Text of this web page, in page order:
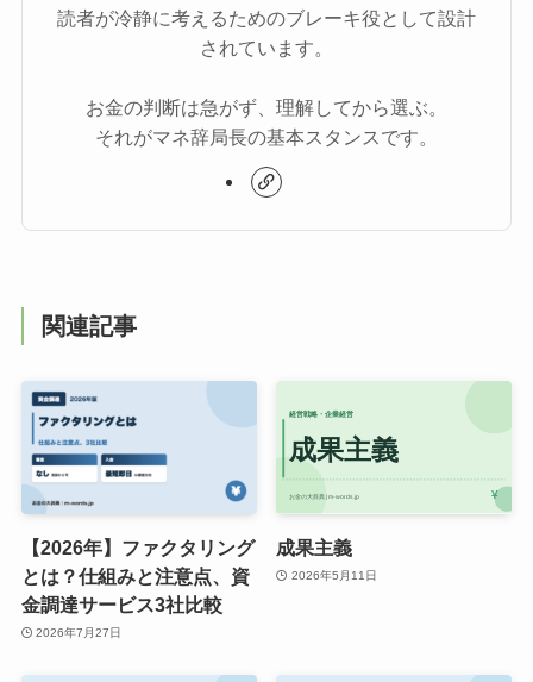
読者が冷静に考えるためのブレーキ役として設計
されています。
お金の判断は急がず、理解してから選ぶ。
それがマネ辞局長の基本スタンスです。
関連記事
【2026年】ファクタリング
とは？仕組みと注意点、資
金調達サービス3社比較
2026年7月27日
成果主義
2026年5月11日